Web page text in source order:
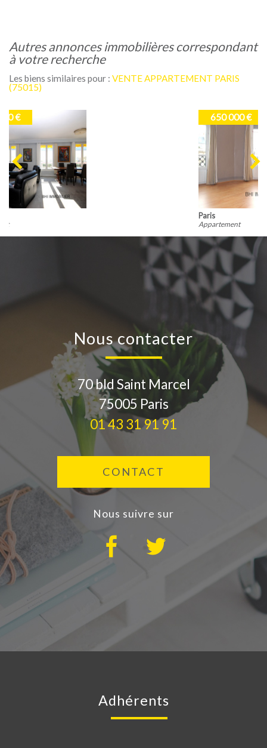
autres annonces immobilières correspondant
à votre recherche
Les biens similaires pour : VENTE APPARTEMENT PARIS
(75015)
nous contacter
70 bld Saint Marcel
75005 Paris
01 43 31 91 91
CONTACT
nous suivre sur
adhérents